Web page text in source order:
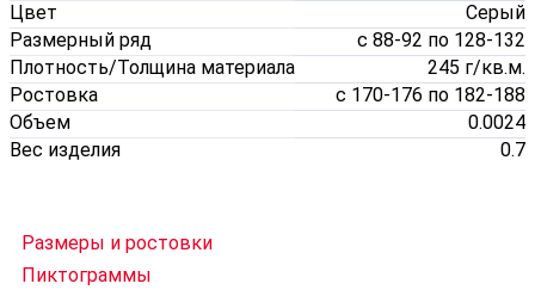
Цвет
Серый
Размерный ряд
с 88-92 по 128-132
Плотность/Толщина материала
245 г/кв.м.
Ростовка
с 170-176 по 182-188
Объем
0.0024
Вес изделия
0.7
Размеры и ростовки
Пиктограммы